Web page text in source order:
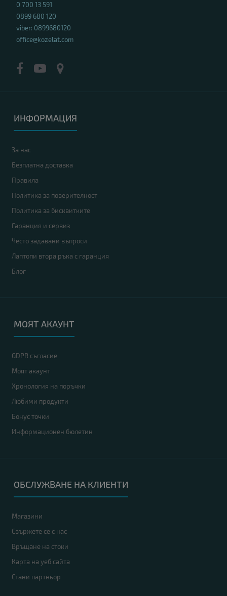
0 700 13 591
0899 680 120
viber: 0899680120
office@kozelat.com
ИНФОРМАЦИЯ
За нас
Безплатна доставка
Правила
Политика за поверителност
Политика за бисквитките
Гаранция и сервиз
Често задавани въпроси
Лаптопи втора ръка с гаранция
Блог
МОЯТ АКАУНТ
GDPR съгласие
Моят акаунт
Хронология на поръчки
Любими продукти
Бонус точки
Информационен бюлетин
ОБСЛУЖВАНЕ НА КЛИЕНТИ
Магазини
Свържете се с нас
Връщане на стоки
Карта на уеб сайта
Стани партньор